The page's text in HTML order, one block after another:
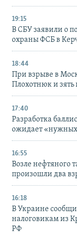
19:15
В СБУ заявили о
охраны ФСБ в
18:44
При взрыве в
Плохотнюк и зять
17:40
Разработка
ожидает «нужных
16:55
Возле нефтяного
произошли два
16:18
В Украине
налоговикам из
РФ